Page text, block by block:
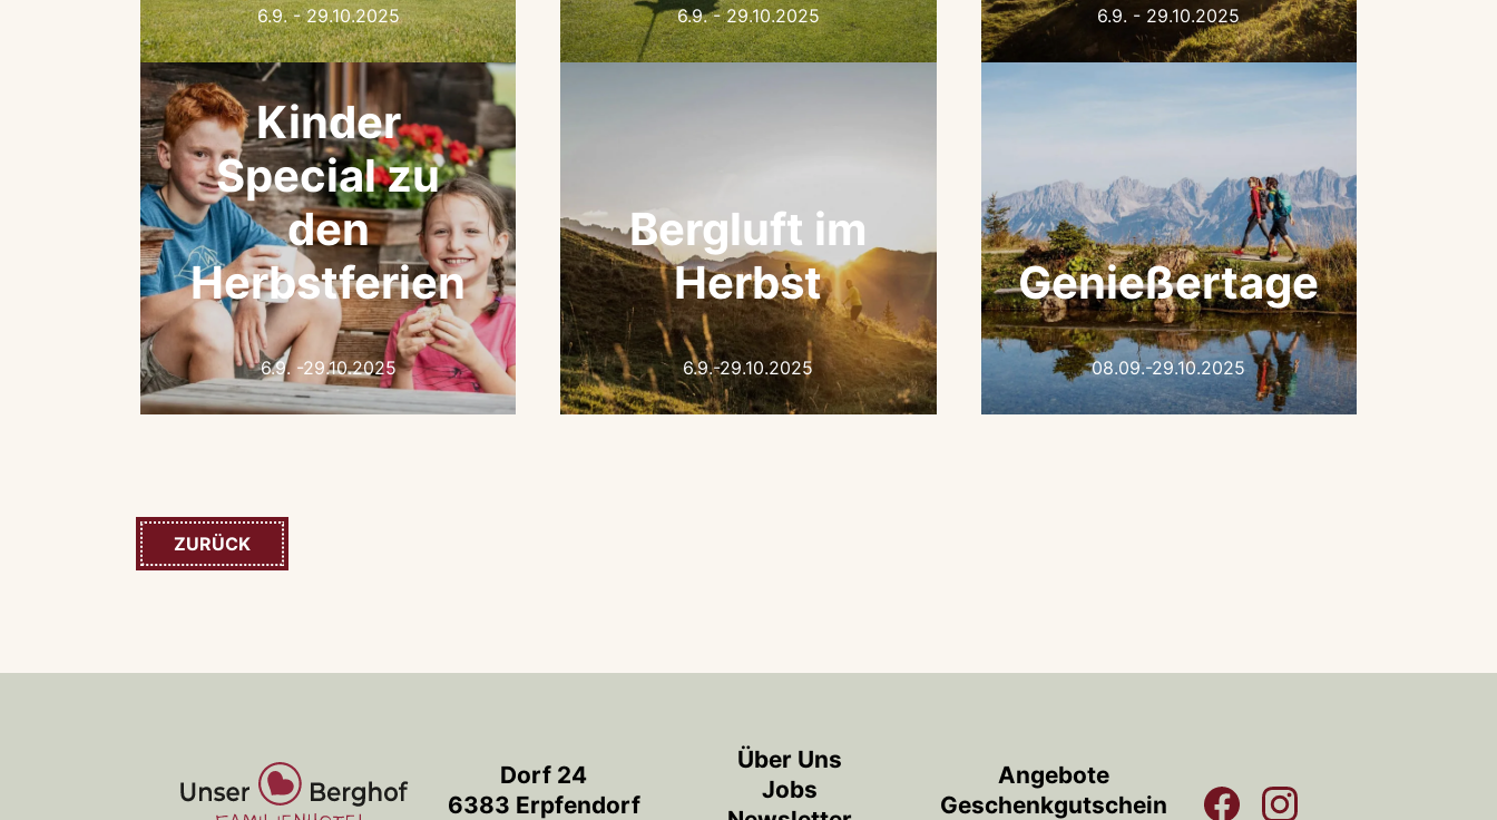
6.9. - 29.10.2025 6.9. - 29.10.2025 6.9. - 29.10.2025
Kinder
Special zu
den
Herbstferien
6.9. -29.10.2025
Bergluft im
Herbst
6.9.-29.10.2025
Genießertage
08.09.-29.10.2025
ZURÜCK
Dorf 24
6383 Erpfendorf
Über Uns
Jobs
Angebote
Geschenkgutschein